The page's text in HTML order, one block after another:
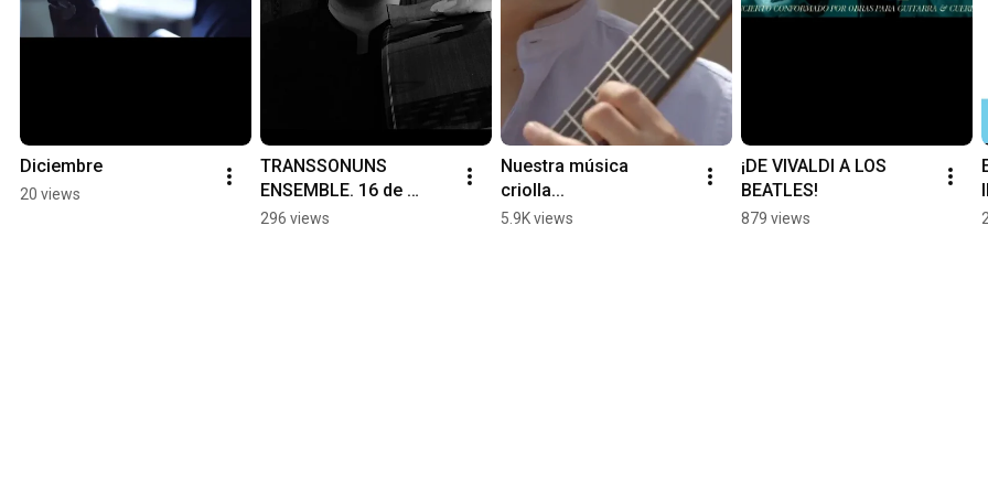
Diciembre
20 views
TRANSSONUNS
ENSEMBLE. 16 de
noviembre en Madrid.
296 views
Nuestra música
criolla...
5.9K views
¡DE VIVALDI A LOS
BEATLES!
879 views